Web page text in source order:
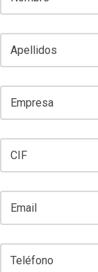
Apellidos
Empresa
CIF
Email
Teléfono